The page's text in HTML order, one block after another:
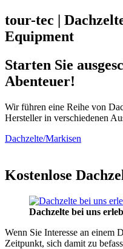
tour-tec |
Equipment
Starten Sie
Abenteuer!
Wir führen eine Reihe von
Hersteller in verschiedenen
Dachzelte/Markisen
Kostenlose
Dachzelte bei uns
Wenn Sie Interesse an einem
Zeitpunkt, sich damit zu